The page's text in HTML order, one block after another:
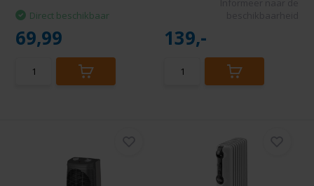
Direct beschikbaar
69,99 139,-